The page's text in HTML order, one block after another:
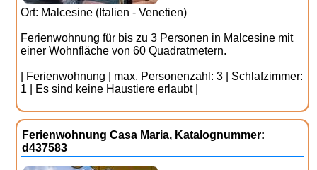
Ort: Malcesine (Italien - Venetien)
Ferienwohnung für bis zu 3 Personen in Malcesine mit
einer Wohnfläche von 60 Quadratmetern.
| Ferienwohnung | max. Personenzahl: 3 | Schlafzimmer:
1 | Es sind keine Haustiere erlaubt |
Ferienwohnung Casa Maria, Katalognummer:
d437583